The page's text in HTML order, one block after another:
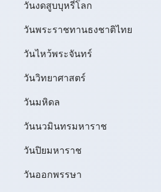
วันงดสูบบุหรี่โลก
วันพระราชทานธงชาติไทย
วันไหว้พระจันทร์​
วันวิทยาศาสตร์
วันมหิดล
วันนวมินทรมหาราช
วันปิยมหาราช
วันออกพรรษา